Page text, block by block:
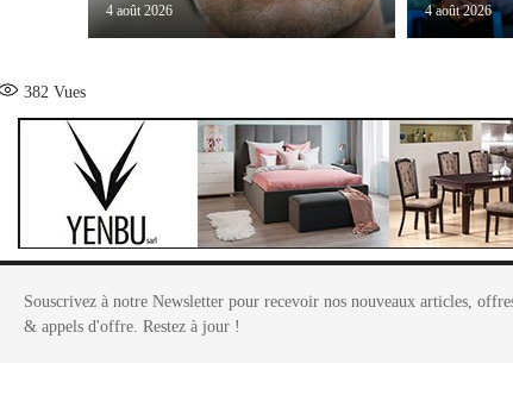
4 août 2026 4 août 2026
382 Vues
Souscrivez à notre Newsletter pour recevoir nos nouveaux articles,
& appels d'offre. Restez à jour !